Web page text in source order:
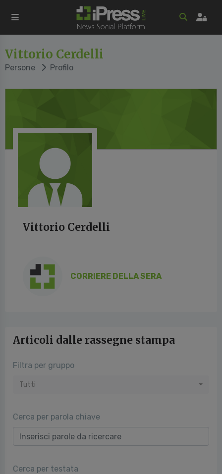
Vittorio Cerdelli
Persone Profilo
Vittorio Cerdelli
CORRIERE DELLA SERA
Articoli dalle rassegne stampa
Filtra per gruppo
Tutti
Cerca per parola chiave
Cerca per testata